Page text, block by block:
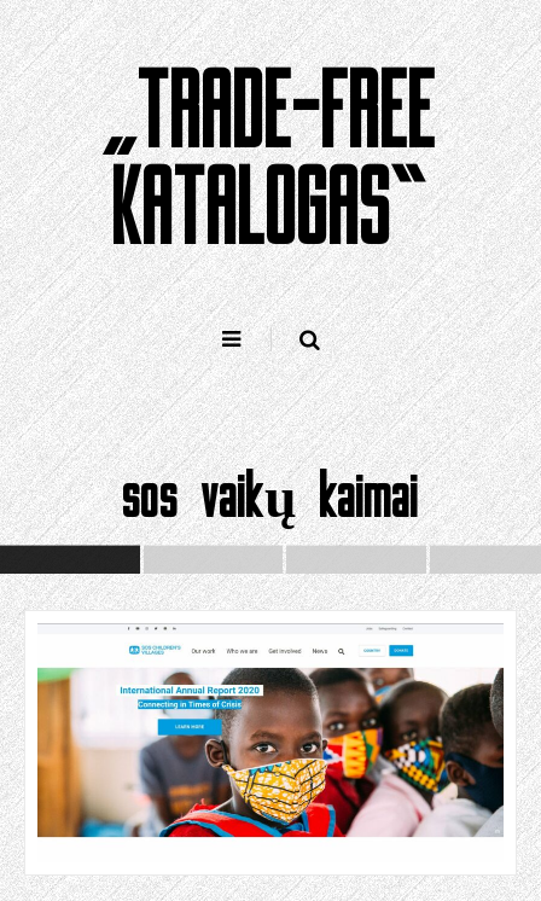
Pereiti
prie
turinio
„TRADE-FREE
KATALOGAS“
sos vaikų kaimai